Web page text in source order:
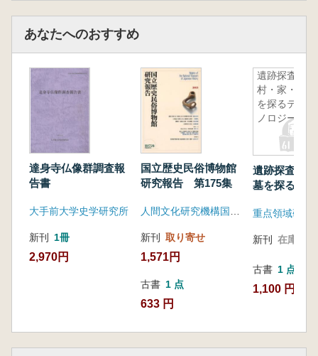
あなたへのおすすめ
達身寺仏像群調査報
告書
大手前大学史学研究所
新刊 1冊
2,970円
国立歴史民俗博物館
研究報告 第175集
新刊 取り寄せ
1,571円
古書 1 点
633 円
遺跡探査
村・家・墓
を探るテク
ノロジー
遺跡探査 村
墓を探るテ
新刊 在庫なし
古書 1 点
1,100 円